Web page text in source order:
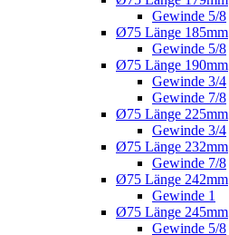
Gewinde 5/8
Ø75 Länge 185mm
Gewinde 5/8
Ø75 Länge 190mm
Gewinde 3/4
Gewinde 7/8
Ø75 Länge 225mm
Gewinde 3/4
Ø75 Länge 232mm
Gewinde 7/8
Ø75 Länge 242mm
Gewinde 1
Ø75 Länge 245mm
Gewinde 5/8